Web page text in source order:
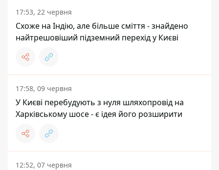
17:53, 22 червня
Схоже на Індію, але більше сміття - знайдено
найтрешовіший підземний перехід у Києві
17:58, 09 червня
У Києві перебудують з нуля шляхопровід на
Харківському шосе - є ідея його розширити
12:52, 07 червня